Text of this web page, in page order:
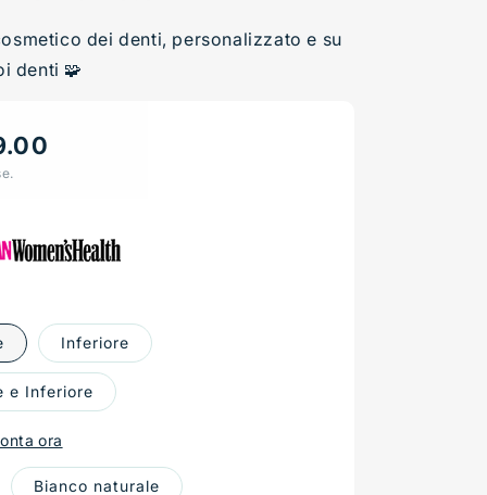
dei denti, personalizzato e su
denti 🧩
Inferiore
e Inferiore
ora
Bianco naturale